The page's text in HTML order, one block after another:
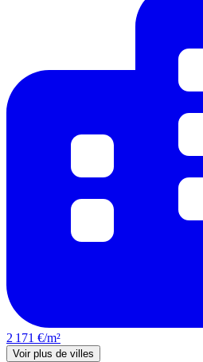
2 171 €/m²
Voir plus de villes